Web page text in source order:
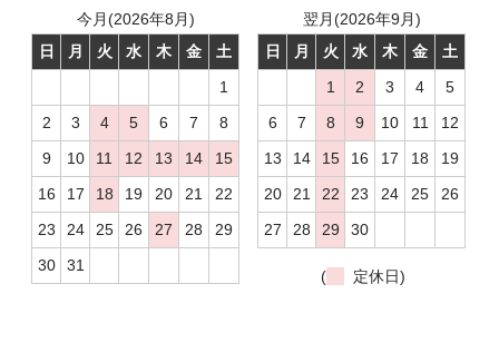
今月(2026年8月)
日
月 火 水 木 金
土
1
2
3 4 5 6 7
8
9
10 11 12 13 14
15
16
17 18 19 20 21
22
23
24 25 26 27 28
29
30
31
翌月(2026年9月)
日
月 火 水 木 金
土
1
2 3 4
5
6
7 8 9 10 11
12
13
14 15 16 17 18
19
20
21 22 23 24 25
26
27
28 29 30
( 定休日)